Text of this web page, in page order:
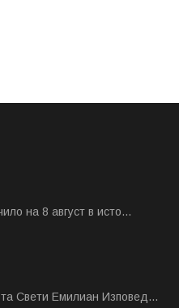
на 8 август в исто...
Свeти Емилиан Изповед...